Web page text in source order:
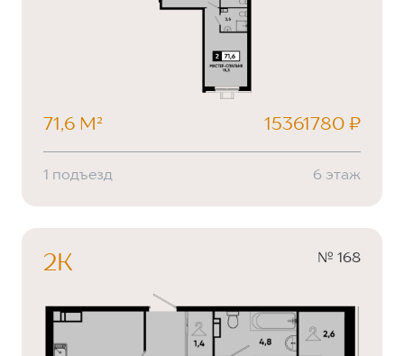
71,6 М² 15361780 ₽
1 подъезд 6 этаж
2К № 168